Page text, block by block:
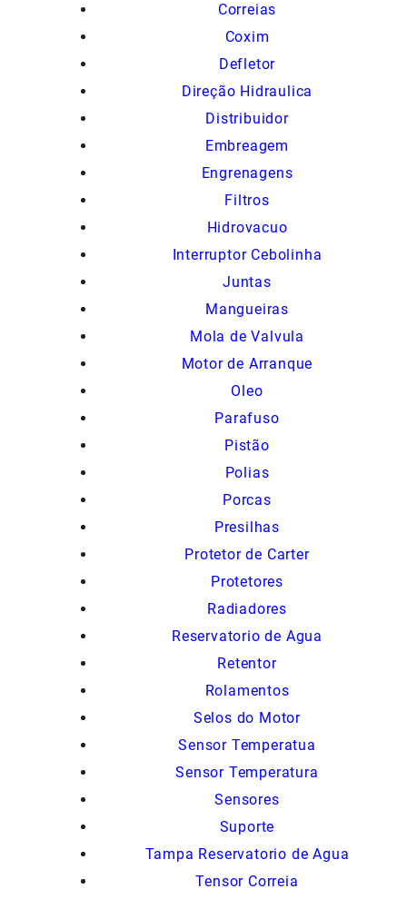
Correias
Coxim
Defletor
Direção Hidraulica
Distribuidor
Embreagem
Engrenagens
Filtros
Hidrovacuo
Interruptor Cebolinha
Juntas
Mangueiras
Mola de Valvula
Motor de Arranque
Oleo
Parafuso
Pistão
Polias
Porcas
Presilhas
Protetor de Carter
Protetores
Radiadores
Reservatorio de Agua
Retentor
Rolamentos
Selos do Motor
Sensor Temperatua
Sensor Temperatura
Sensores
Suporte
Tampa Reservatorio de Agua
Tensor Correia